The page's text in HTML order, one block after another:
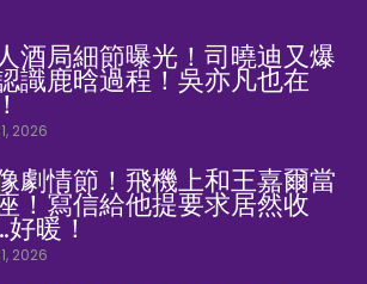
酒局細節曝光！司曉迪又爆
識鹿晗過程！吳亦凡也在
2026
劇情節！飛機上和王嘉爾當
！寫信給他提要求居然收
好暖！
2026